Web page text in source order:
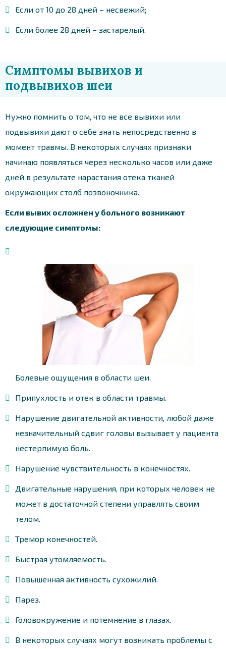
Если от 10 до 28 дней – несвежий;
Если более 28 дней – застарелый.
Симптомы вывихов и
подвывихов шеи
Нужно помнить о том, что не все вывихи или
подвывихи дают о себе знать непосредственно в
момент травмы. В некоторых случаях признаки
начинаю появляться через несколько часов или даже
дней в результате нарастания отека тканей
окружающих столб позвоночника.
Если вывих осложнен у больного возникают
следующие симптомы:
Болевые ощущения в области шеи.
Припухлость и отек в области травмы.
Нарушение двигательной активности, любой даже
незначительный сдвиг головы вызывает у пациента
нестерпимую боль.
Нарушение чувствительность в конечностях.
Двигательные нарушения, при которых человек не
может в достаточной степени управлять своим
телом.
Тремор конечностей.
Быстрая утомляемость.
Повышенная активность сухожилий.
Парез.
Головокружение и потемнение в глазах.
В некоторых случаях могут возникать проблемы с